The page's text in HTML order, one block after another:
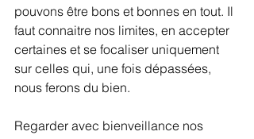
pouvons être bons et bonnes en tout. Il
faut connaitre nos limites, en accepter
certaines et se focaliser uniquement
sur celles qui, une fois dépassées,
nous ferons du bien.
Regarder avec bienveillance nos